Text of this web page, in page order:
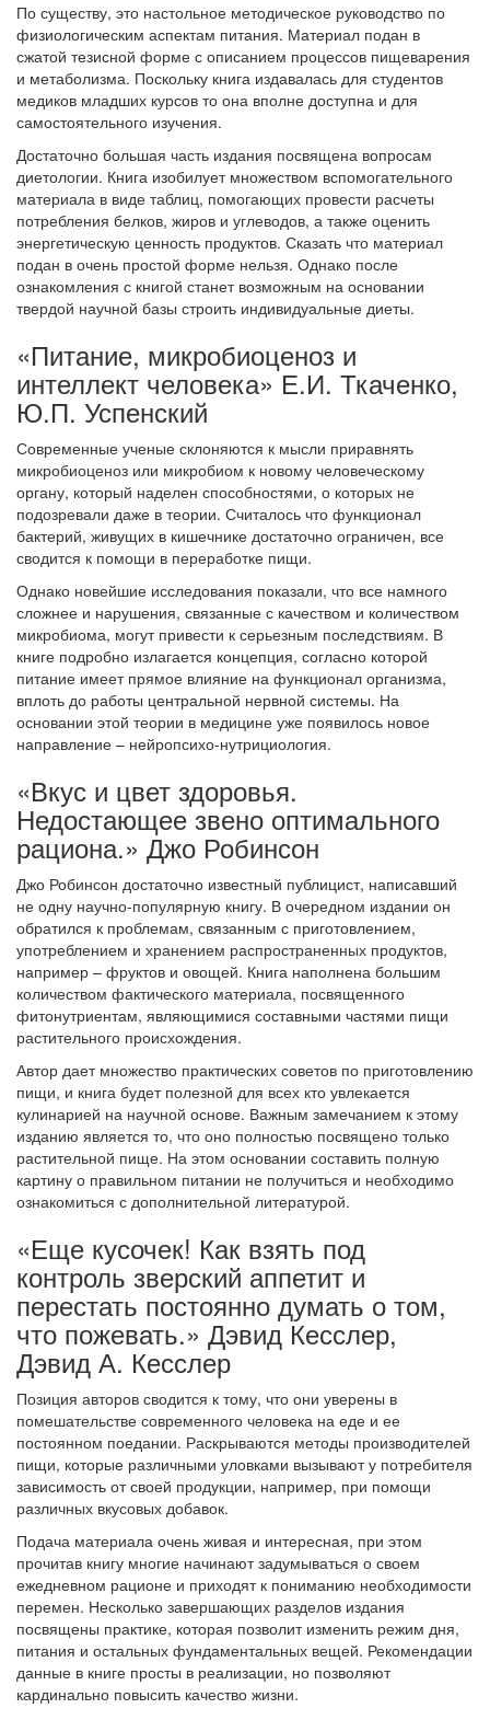
По существу, это настольное методическое руководство по
физиологическим аспектам питания. Материал подан в
сжатой тезисной форме с описанием процессов пищеварения
и метаболизма. Поскольку книга издавалась для студентов
медиков младших курсов то она вполне доступна и для
самостоятельного изучения.
Достаточно большая часть издания посвящена вопросам
диетологии. Книга изобилует множеством вспомогательного
материала в виде таблиц, помогающих провести расчеты
потребления белков, жиров и углеводов, а также оценить
энергетическую ценность продуктов. Сказать что материал
подан в очень простой форме нельзя. Однако после
ознакомления с книгой станет возможным на основании
твердой научной базы строить индивидуальные диеты.
«Питание, микробиоценоз и
интеллект человека» Е.И. Ткаченко,
Ю.П. Успенский
Современные ученые склоняются к мысли приравнять
микробиоценоз или микробиом к новому человеческому
органу, который наделен способностями, о которых не
подозревали даже в теории. Считалось что функционал
бактерий, живущих в кишечнике достаточно ограничен, все
сводится к помощи в переработке пищи.
Однако новейшие исследования показали, что все намного
сложнее и нарушения, связанные с качеством и количеством
микробиома, могут привести к серьезным последствиям. В
книге подробно излагается концепция, согласно которой
питание имеет прямое влияние на функционал организма,
вплоть до работы центральной нервной системы. На
основании этой теории в медицине уже появилось новое
направление – нейропсихо-нутрициология.
«Вкус и цвет здоровья.
Недостающее звено оптимального
рациона.» Джо Робинсон
Джо Робинсон достаточно известный публицист, написавший
не одну научно-популярную книгу. В очередном издании он
обратился к проблемам, связанным с приготовлением,
употреблением и хранением распространенных продуктов,
например – фруктов и овощей. Книга наполнена большим
количеством фактического материала, посвященного
фитонутриентам, являющимися составными частями пищи
растительного происхождения.
Автор дает множество практических советов по приготовлению
пищи, и книга будет полезной для всех кто увлекается
кулинарией на научной основе. Важным замечанием к этому
изданию является то, что оно полностью посвящено только
растительной пище. На этом основании составить полную
картину о правильном питании не получиться и необходимо
ознакомиться с дополнительной литературой.
«Еще кусочек! Как взять под
контроль зверский аппетит и
перестать постоянно думать о том,
что пожевать.» Дэвид Кесслер,
Дэвид А. Кесслер
Позиция авторов сводится к тому, что они уверены в
помешательстве современного человека на еде и ее
постоянном поедании. Раскрываются методы производителей
пищи, которые различными уловками вызывают у потребителя
зависимость от своей продукции, например, при помощи
различных вкусовых добавок.
Подача материала очень живая и интересная, при этом
прочитав книгу многие начинают задумываться о своем
ежедневном рационе и приходят к пониманию необходимости
перемен. Несколько завершающих разделов издания
посвящены практике, которая позволит изменить режим дня,
питания и остальных фундаментальных вещей. Рекомендации
данные в книге просты в реализации, но позволяют
кардинально повысить качество жизни.